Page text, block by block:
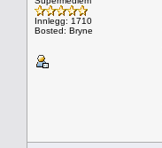
Innlegg: 1710
Bosted: Bryne